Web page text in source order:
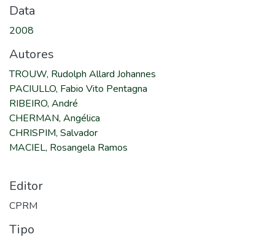
Data
2008
Autores
TROUW, Rudolph Allard Johannes
PACIULLO, Fabio Vito Pentagna
RIBEIRO, André
CHERMAN, Angélica
CHRISPIM, Salvador
MACIEL, Rosangela Ramos
Editor
CPRM
Tipo